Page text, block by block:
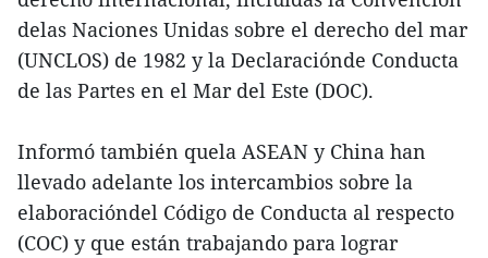
delas Naciones Unidas sobre el derecho del mar
(UNCLOS) de 1982 y la Declaraciónde Conducta
de las Partes en el Mar del Este (DOC).
Informó también quela ASEAN y China han
llevado adelante los intercambios sobre la
elaboracióndel Código de Conducta al respecto
(COC) y que están trabajando para lograr